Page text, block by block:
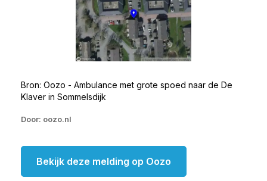
Bron: Oozo - Ambulance met grote spoed naar de De
Klaver in Sommelsdijk
Door: oozo.nl
Bekijk deze melding op Oozo